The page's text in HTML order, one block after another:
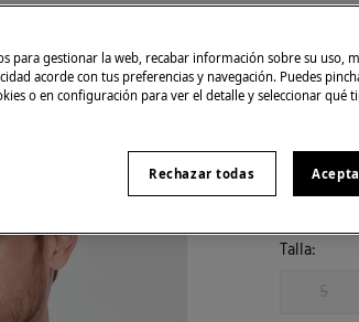
3,99 €
Color:
Talla:
S
para gestionar la web, recabar información sobre su uso,
acorde con tus preferencias y navegación. Puedes
o en configuración para ver el detalle y seleccionar qué
Rechazar todas